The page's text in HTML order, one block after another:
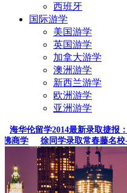
西班牙
国际游学
美国游学
英国游学
加拿大游学
澳洲游学
新西兰游学
欧洲游学
亚洲游学
海华伦留学2014最新录取捷报：
学
徐同学录取常春藤名校-康